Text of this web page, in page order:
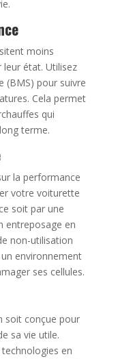
moins
leur état. Utilisez
(BMS) pour suivre
Cela permet
qui
terme.
la performance
votre voiturette
soit par une
entreposage en
non-utilisation
environnement
ses cellules.
soit conçue pour
sa vie utile.
en